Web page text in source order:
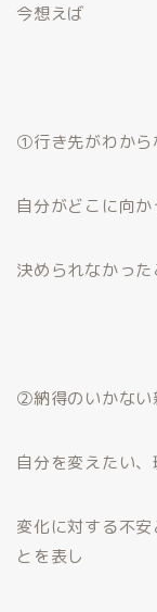
今想えば
①行き先がわから
自分がどこに向
決められなかった
②納得のいかない
自分を変えたい
変化に対する不
とを表し